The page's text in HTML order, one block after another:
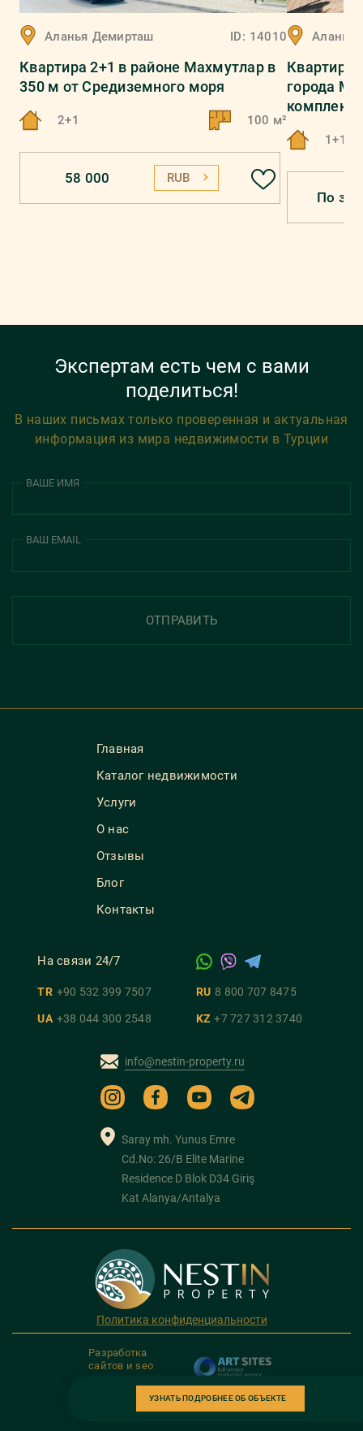
УЗНАТЬ ПОДРОБНЕЕ ОБ ОБЪЕКТЕ
Аланья Демирташ ID: 14010
Квартира 2+1 в районе Махмутлар в
350 м от Средиземного моря
2+1 100 м²
58 000 RUB
Аланья
Квартира
города
комплексе
1+1
По
Экспертам есть чем с вами
поделиться!
В наших письмах только проверенная и актуальная
информация из мира недвижимости в Турции
ВАШЕ ИМЯ
ВАШ EMAIL
ОТПРАВИТЬ
Главная
Каталог недвижимости
Услуги
О нас
Отзывы
Блог
Контакты
На связи 24/7
TR +90 532 399 7507 RU 8 800 707 8475
UA +38 044 300 2548 KZ +7 727 312 3740
info@nestin-property.ru
Saray mh. Yunus Emre
Cd.No: 26/B Elite Marine
Residence D Blok D34 Giriş
Kat Alanya/Antalya
Политика конфиденциальности
Разработка
сайтов и seo